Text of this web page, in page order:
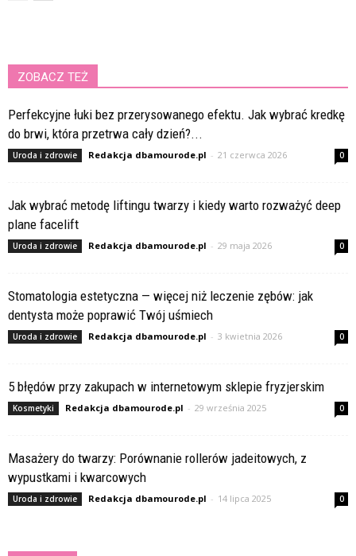
ZOBACZ TEŻ
Perfekcyjne łuki bez przerysowanego efektu. Jak wybrać kredkę
do brwi, która przetrwa cały dzień?...
Uroda i zdrowie Redakcja dbamourode.pl - 21 czerwca 2026 0
Jak wybrać metodę liftingu twarzy i kiedy warto rozważyć deep
plane facelift
Uroda i zdrowie Redakcja dbamourode.pl - 29 maja 2026 0
Stomatologia estetyczna — więcej niż leczenie zębów: jak
dentysta może poprawić Twój uśmiech
Uroda i zdrowie Redakcja dbamourode.pl - 3 kwietnia 2026 0
5 błędów przy zakupach w internetowym sklepie fryzjerskim
Kosmetyki Redakcja dbamourode.pl - 29 września 2025 0
Masażery do twarzy: Porównanie rollerów jadeitowych, z
wypustkami i kwarcowych
Uroda i zdrowie Redakcja dbamourode.pl - 14 lipca 2025 0